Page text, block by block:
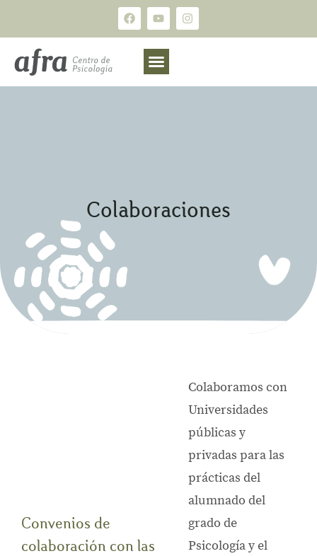
Colaboraciones
Convenios de
colaboración con las
Colaboramos con
Universidades
públicas y
privadas para las
prácticas del
alumnado del
grado de
Psicología y el